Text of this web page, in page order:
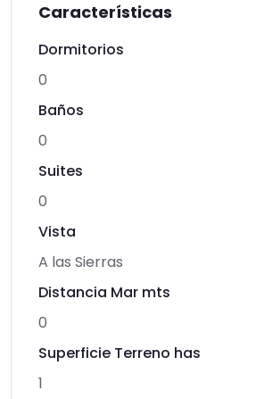
Características
Dormitorios
0
Baños
0
Suites
0
Vista
A las Sierras
Distancia Mar mts
0
Superficie Terreno has
1